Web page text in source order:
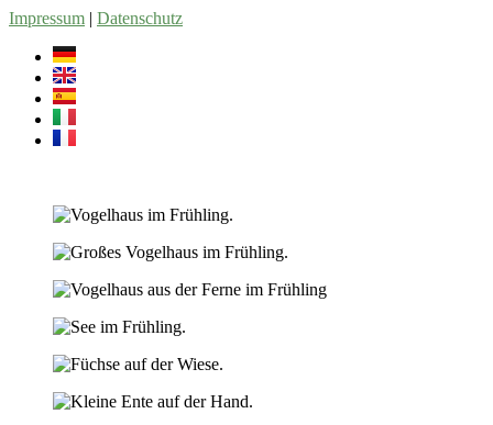
Zum
springen
Impressum | Datenschutz